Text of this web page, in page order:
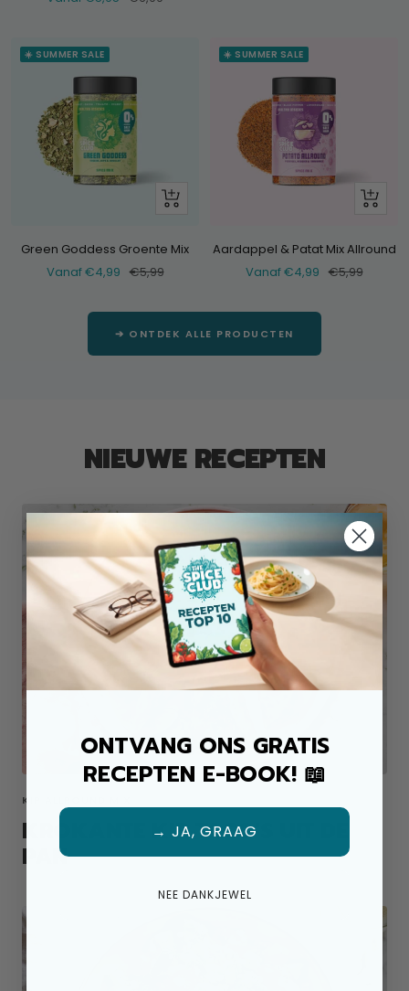
☀️ SUMMER SALE
Bekijk
Green Goddess Groente Mix
Verkoopprijs
Vanaf €4,99 Normale
€5,99
☀️ SUMMER SALE
Bekijk
Aardappel & Patat Mix Allround
Verkoopprijs
Vanaf €4,99 Normale
€5,99
➔ ONTDEK ALLE PRODUCTEN
NIEUWE RECEPTEN
KIP ALLROUND MIX
KROKANTE KIP TACO'S UIT DE
PAN
ONTVANG ONS GRATIS
RECEPTEN E-BOOK! 📖
→ JA, GRAAG
NEE DANKJEWEL